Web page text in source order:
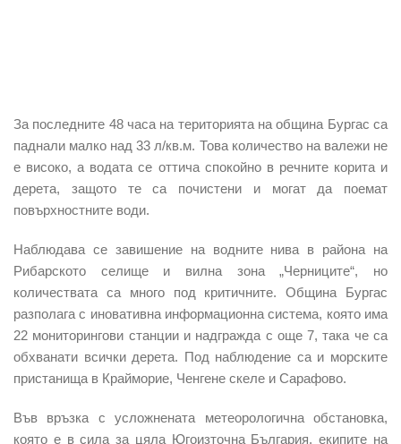
За последните 48 часа на територията на община Бургас са
паднали малко над 33 л/кв.м. Това количество на валежи не
е високо, а водата се оттича спокойно в речните корита и
дерета, защото те са почистени и могат да поемат
повърхностните води.
Наблюдава се завишение на водните нива в района на
Рибарското селище и вилна зона „Черниците“, но
количествата са много под критичните. Община Бургас
разполага с иновативна информационна система, която има
22 мониторингови станции и надгражда с още 7, така че са
обхванати всички дерета. Под наблюдение са и морските
пристанища в Крайморие, Ченгене скеле и Сарафово.
Във връзка с усложнената метеорологична обстановка,
която е в сила за цяла Югоизточна България, екипите на